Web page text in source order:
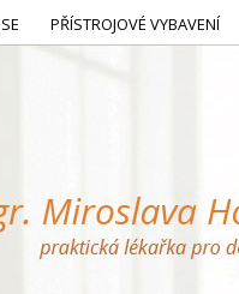
PŘÍSTROJOVÉ VYBAVENÍ